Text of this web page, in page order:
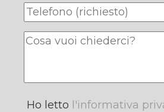
Ho letto l'informativa